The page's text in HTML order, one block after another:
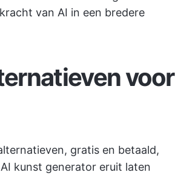
van AI in een bredere
voor
gratis en betaald,
kunst generator eruit laten